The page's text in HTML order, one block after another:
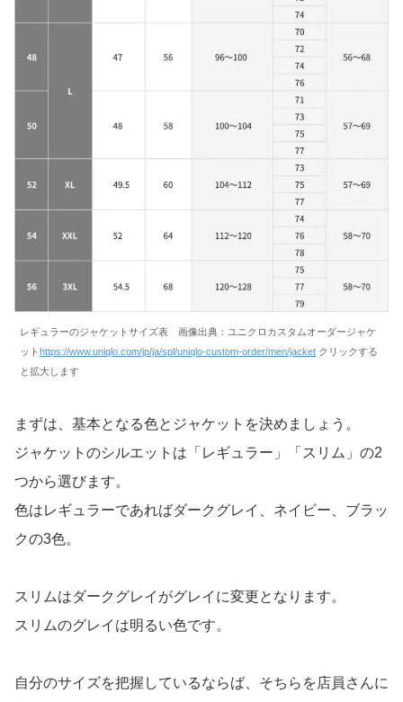
レギュラーのジャケットサイズ表 画像出典：ユニクロカスタムオーダージャケ
ット https://www.uniqlo.com/jp/ja/spl/uniqlo-custom-order/men/jacket クリックする
と拡大します
まずは、基本となる色とジャケットを決めましょう。
ジャケットのシルエットは「レギュラー」「スリム」の2
つから選びます。
色はレギュラーであればダークグレイ、ネイビー、ブラッ
クの3色。
スリムはダークグレイがグレイに変更となります。
スリムのグレイは明るい色です。
自分のサイズを把握しているならば、そちらを店員さんに